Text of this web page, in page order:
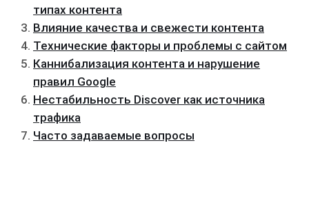
типах контента
Влияние качества и свежести контента
Технические факторы и проблемы с сайтом
Каннибализация контента и нарушение
правил Google
Нестабильность Discover как источника
трафика
Часто задаваемые вопросы